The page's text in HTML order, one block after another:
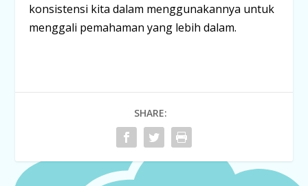
konsistensi kita dalam menggunakannya untuk
menggali pemahaman yang lebih dalam.
SHARE: